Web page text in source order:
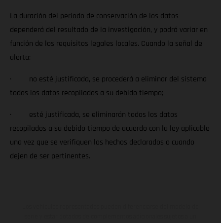
La duración del periodo de conservación de los datos
dependerá del resultado de la investigación, y podrá variar en
función de los requisitos legales locales. Cuando la señal de
alerta:
· no esté justificada, se procederá a eliminar del sistema
todos los datos recopilados a su debido tiempo;
· esté justificada, se eliminarán todos los datos
recopilados a su debido tiempo de acuerdo con la ley aplicable
una vez que se verifiquen los hechos declarados o cuando
dejen de ser pertinentes.